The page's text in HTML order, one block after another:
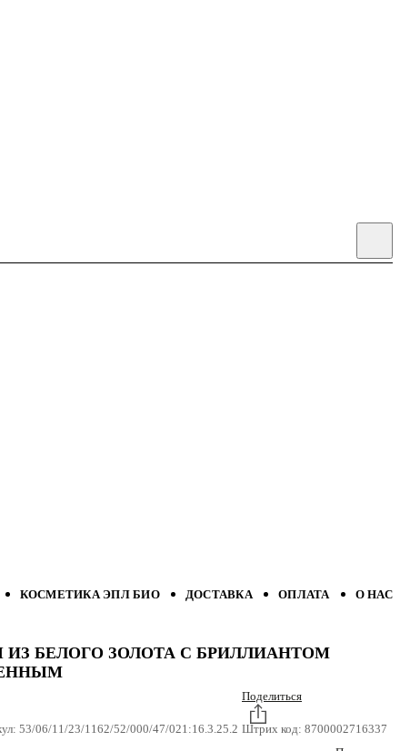
КОСМЕТИКА ЭПЛ БИО ДОСТАВКА ОПЛАТА О НАС
ИЗ БЕЛОГО ЗОЛОТА С БРИЛЛИАНТОМ
53/06/11/23/1162/52/000/47/021:16.3.25.2
Поделиться
Штрих код: 8700002716337